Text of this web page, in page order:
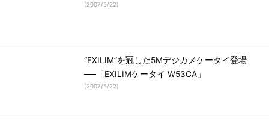
(2007/5/22)
“EXILIM”を冠した5Mデジカメケータイ登場
──「EXILIMケータイ W53CA」
(2007/5/22)